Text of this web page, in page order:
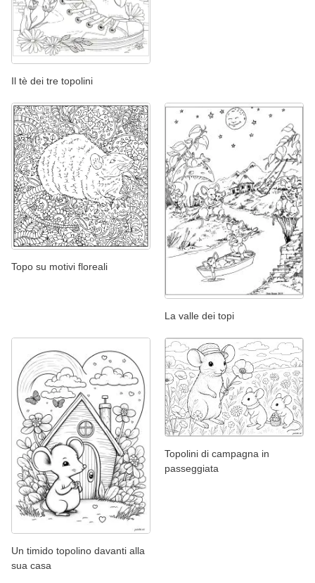
Il tè dei tre topolini
Topo su motivi floreali
La valle dei topi
Un timido topolino davanti alla
sua casa
Topolini di campagna in
passeggiata